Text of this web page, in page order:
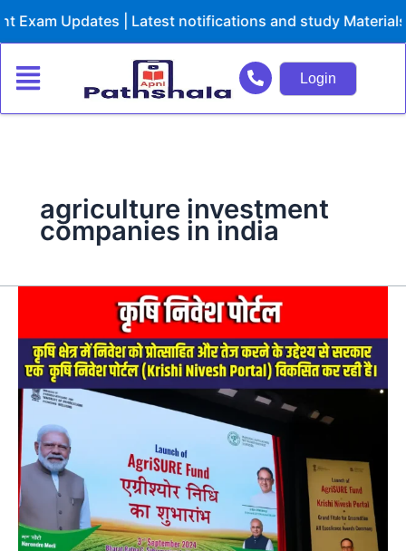
to
Exam Updates | Latest notifications and study Materials
Login
agriculture investment
companies in india
पोर्टल
(Agricultural
Investment
Portal)
|
Ankit
Sir